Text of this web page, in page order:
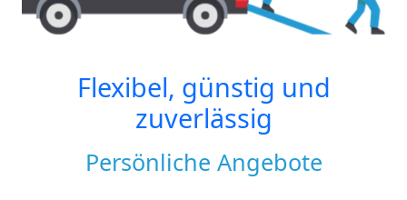
Flexibel, günstig und
zuverlässig
Persönliche Angebote